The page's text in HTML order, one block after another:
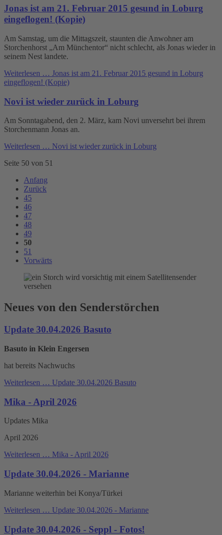
Jonas ist am 21. Februar 2015 gesund in Loburg
eingeflogen! (Kopie)
Am Samstag, um die Mittagszeit, staunten die Anwohner am
Storchenhorst „Am Münchentor“ nicht schlecht, als Jonas wieder in
seinem Nest landete.
Weiterlesen … Jonas ist am 21. Februar 2015 gesund in Loburg
eingeflogen! (Kopie)
Novi ist wieder zurück in Loburg
Am Sonntagabend, den 2. März, kam Novi unversehrt bei ihrem
Storchenmann Jonas an.
Weiterlesen … Novi ist wieder zurück in Loburg
Seite 50 von 51
Anfang
Zurück
45
46
47
48
49
50
51
Vorwärts
Neues von den Senderstörchen
Update 30.04.2026 Basuto
Basuto in Klein Engersen
hat bereits Nachwuchs
Weiterlesen … Update 30.04.2026 Basuto
Mika - April 2026
Updates Mika
April 2026
Weiterlesen … Mika - April 2026
Update 30.04.2026 - Marianne
Marianne weiterhin bei Konya/Türkei
Weiterlesen … Update 30.04.2026 - Marianne
Update 30.04.2026 - Seppl - Fotos!